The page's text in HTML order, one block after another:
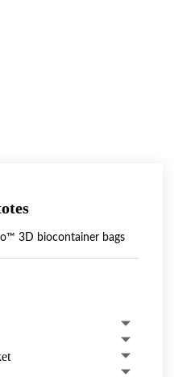
3D biocontainer bags